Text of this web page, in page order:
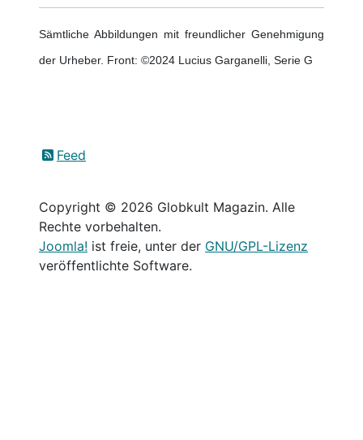
Sämtliche Abbildungen mit freundlicher Genehmigung
der Urheber. Front: ©2024 Lucius Garganelli, Serie G
Feed
Copyright © 2026 Globkult Magazin. Alle
Rechte vorbehalten.
Joomla! ist freie, unter der GNU/GPL-Lizenz
veröffentlichte Software.